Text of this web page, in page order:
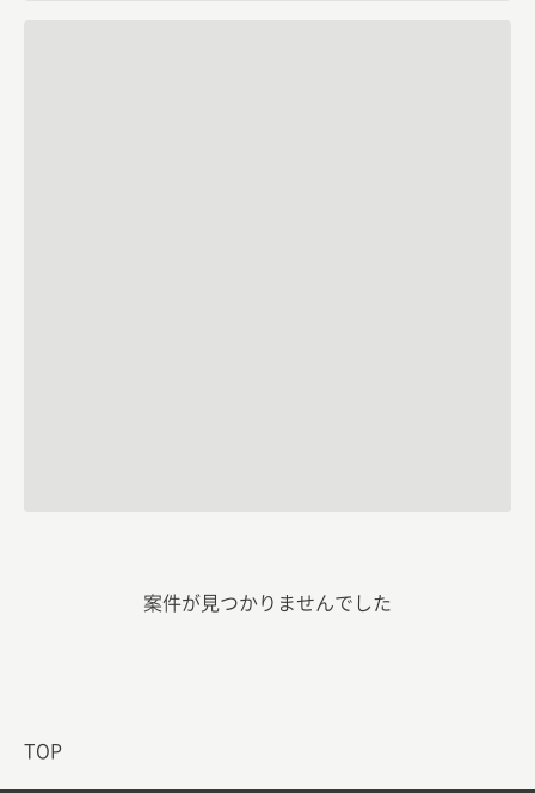
TOP
案件が見つかりませんでした